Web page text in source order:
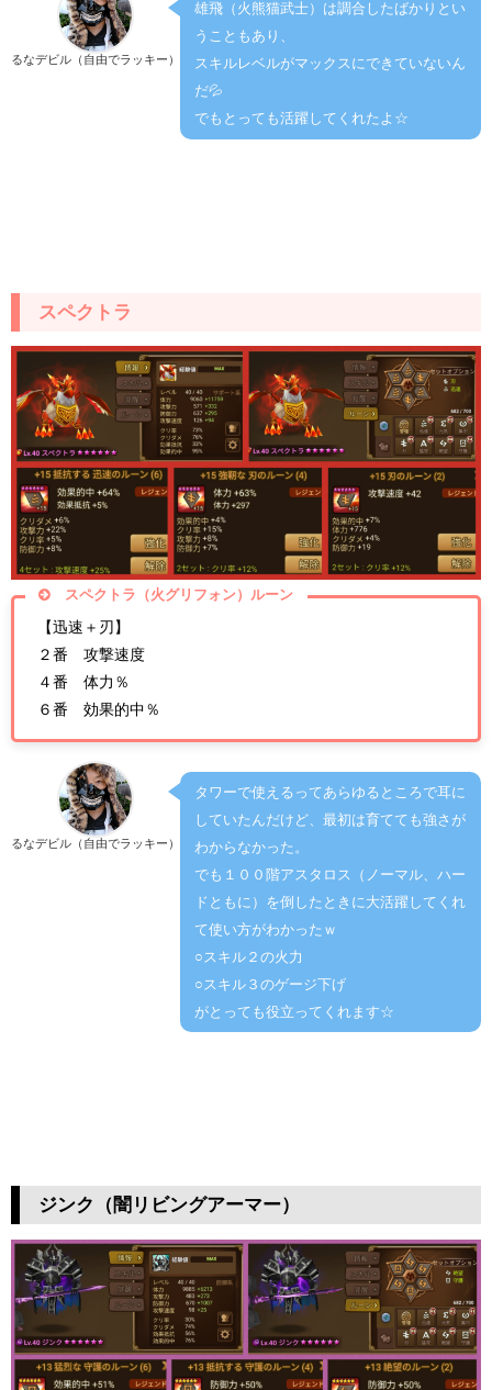
るなデビル（自由でラッキー）
雄飛（火熊猫武士）は調合したばかりとい
うこともあり、
スキルレベルがマックスにできていないん
だ💦
でもとっても活躍してくれたよ☆
スペクトラ
スペクトラ（火グリフォン）ルーン
【迅速＋刃】
２番 攻撃速度
４番 体力％
６番 効果的中％
るなデビル（自由でラッキー）
タワーで使えるってあらゆるところで耳に
していたんだけど、最初は育てても強さが
わからなかった。
でも１００階アスタロス（ノーマル、ハー
ドともに）を倒したときに大活躍してくれ
て使い方がわかったｗ
○スキル２の火力
○スキル３のゲージ下げ
がとっても役立ってくれます☆
ジンク（闇リビングアーマー）